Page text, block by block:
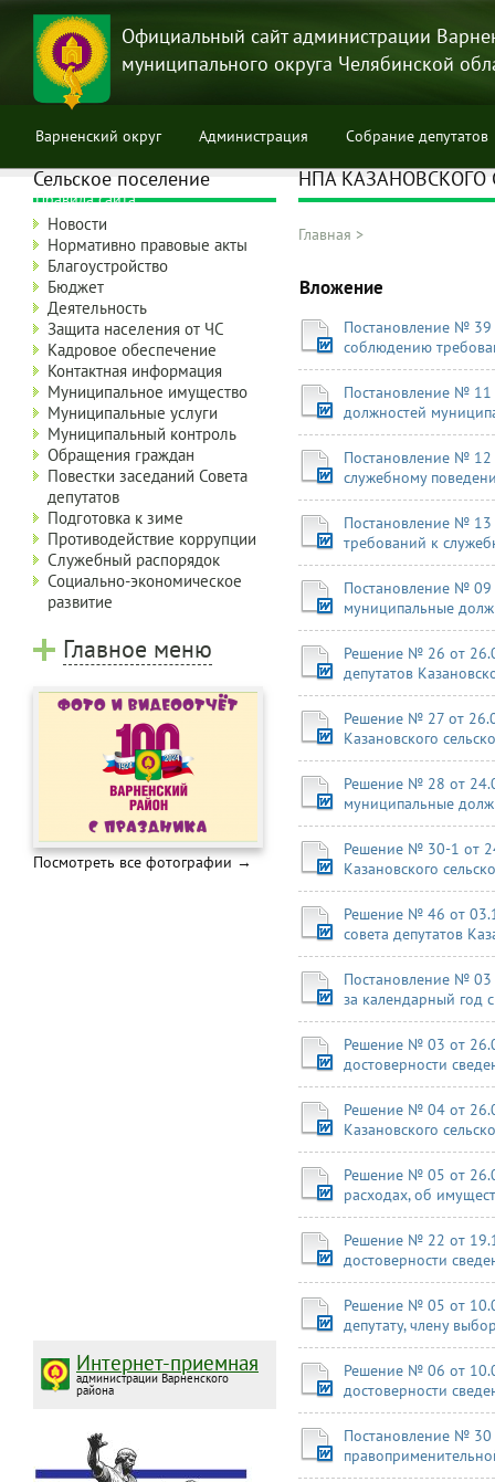
Перейти
основному
содержанию
Официальный сайт администрации
муниципального округа Челябинской
Варненский округ Администрация Собрание депутатов
Правила сайта
НПА КАЗАНОВСКОГО
навигации
Главная >
Вложение
Постановление № 39
соблюдению
Постановление № 11
должностей
Постановление № 12
служебному
Постановление № 13
требований к
Постановление №
муниципальные
Решение № 26 от
депутатов
Решение № 27 от
Казановского
Решение № 28 от
муниципальные
Решение № 30-1 от
Казановского
Решение № 46 от
совета депутатов
Постановление №
за календарный год
Решение № 03 от
достоверности
Решение № 04 от
Казановского
Решение № 05 от
расходах, об
Решение № 22 от
достоверности
Решение № 05 от
депутату, члену
Решение № 06 от
достоверности
Постановление № 30
Сельское поселение
Новости
Нормативно правовые акты
Благоустройство
Бюджет
Деятельность
Защита населения от ЧС
Кадровое обеспечение
Контактная информация
Муниципальное имущество
Муниципальные услуги
Муниципальный контроль
Обращения граждан
Повестки заседаний Совета
депутатов
Подготовка к зиме
Противодействие коррупции
Служебный распорядок
Социально-экономическое
развитие
Главное меню
Посмотреть все фотографии →
Интернет-приемная
администрации Варненского
района